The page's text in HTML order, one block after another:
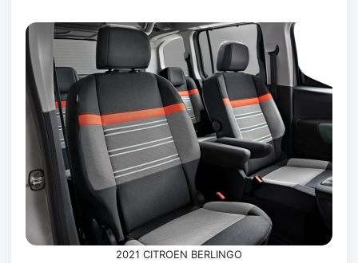
2021 CITROEN BERLINGO